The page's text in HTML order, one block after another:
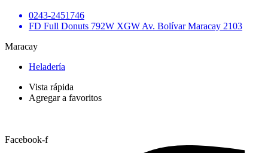
0243-2451746
FD Full Donuts 792W XGW Av. Bolívar Maracay 2103
Maracay
Heladería
Vista rápida
Agregar a favoritos
Facebook-f